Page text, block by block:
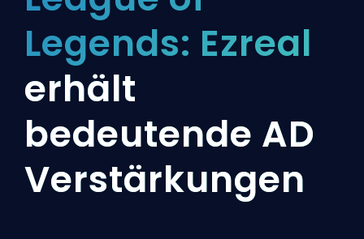
Legends: Ezreal
erhält
bedeutende AD
Verstärkungen